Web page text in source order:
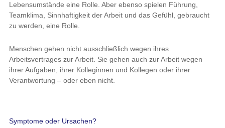
Lebensumstände eine Rolle. Aber ebenso spielen Führung,
Teamklima, Sinnhaftigkeit der Arbeit und das Gefühl, gebraucht
zu werden, eine Rolle.
Menschen gehen nicht ausschließlich wegen ihres
Arbeitsvertrages zur Arbeit. Sie gehen auch zur Arbeit wegen
ihrer Aufgaben, ihrer Kolleginnen und Kollegen oder ihrer
Verantwortung – oder eben nicht.
Symptome oder Ursachen?